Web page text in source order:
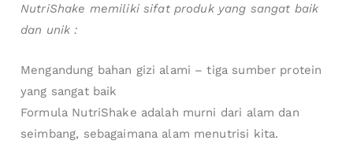
NutriShake memiliki sifat produk yang sangat baik
dan unik :
Mengandung bahan gizi alami – tiga sumber protein
yang sangat baik
Formula NutriShake adalah murni dari alam dan
seimbang, sebagaimana alam menutrisi kita.